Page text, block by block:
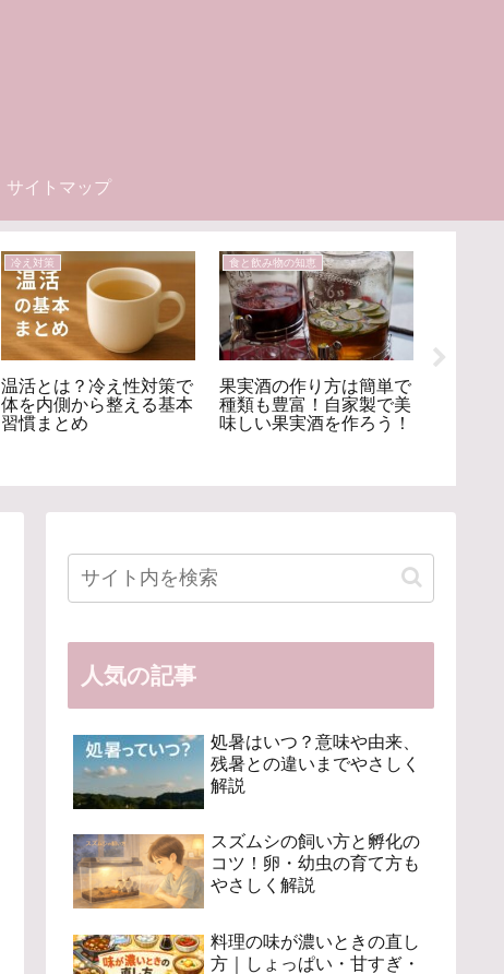
サイトマップ
冷え対策
温活とは？冷え性対策で
体を内側から整える基本
習慣まとめ
食と飲み物の知恵
果実酒の作り方は簡単で
種類も豊富！自家製で美
味しい果実酒を作ろう！
人気の記事
処暑はいつ？意味や由来、
残暑との違いまでやさしく
解説
スズムシの飼い方と孵化の
コツ！卵・幼虫の育て方も
やさしく解説
料理の味が濃いときの直し
方｜しょっぱい・甘すぎ・